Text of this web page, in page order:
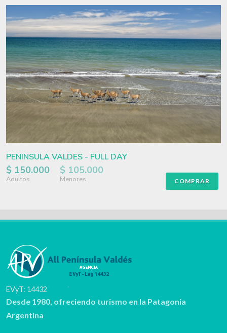
PENINSULA VALDES - FULL DAY
$ 150.000
Adultos
$ 105.000
Menores COMPRAR
EVyT: 14432
Desde 1980, ofreciendo turismo en la Patagonia
Argentina